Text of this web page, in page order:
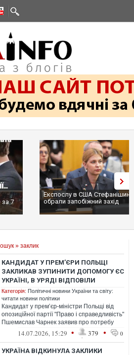
за 7
Експослу в США
обрали запобіжний захід
» заклик
КАНДИДАТ У ПРЕМ’ЄРИ ПОЛЬЩІ
ЗАКЛИКАВ ЗУПИНИТИ ДОПОМОГУ ЄС
УКРАЇНІ, В УРЯДІ ВІДПОВІЛИ
Категорія: Політичні новини України та світу:
читати новини політики
Кандидат у прем’єр-міністри Польщі від
опозиційної партії "Право і справедливість"
Пшемислав Чарнек заявив про потребу
примусити ЄС зупинити фінансува...
14.07.2026, 15:29 • 379 • 0
УКРАЇНА ВІДКИНУЛА ЗАКЛИКИ